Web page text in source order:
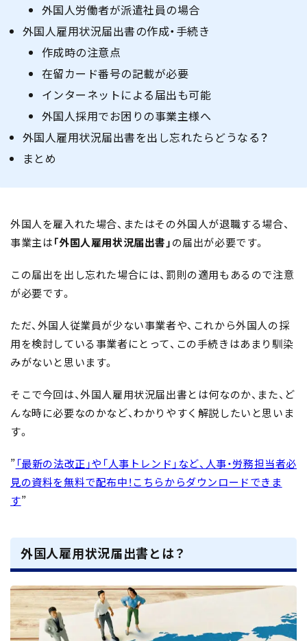
外国人労働者が派遣社員の場合
外国人雇用状況届出書の作成・手続き
作成時の注意点
在留カード番号の記載が必要
インターネットによる届出も可能
外国人採用でお困りの事業主様へ
外国人雇用状況届出書を出し忘れたらどうなる？
まとめ
外国人を雇入れた場合、またはその外国人が退職する場合、
事業主は「外国人雇用状況届出書」の届出が必要です。
この届出を出し忘れた場合には、罰則の適用もあるので注意
が必要です。
ただ、外国人従業員が少ない事業者や、これから外国人の採
用を検討している事業者にとって、この手続きはあまり馴染
みがないと思います。
そこで今回は、外国人雇用状況届出書とは何なのか、また、ど
んな時に必要なのかなど、わかりやすく解説したいと思いま
す。
”「最新の法改正」や「人事トレンド」など、人事・労務担当者必
見の資料を無料で配布中！こちらからダウンロードできま
す”
外国人雇用状況届出書とは？